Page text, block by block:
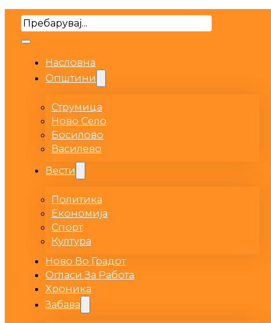
Search
Насловна
Општини
Струмица
Ново Село
Босилово
Василево
Вести
Политика
Економија
Спорт
Култура
Ново Во Градот
Огласи За Работа
Хроника
Забава